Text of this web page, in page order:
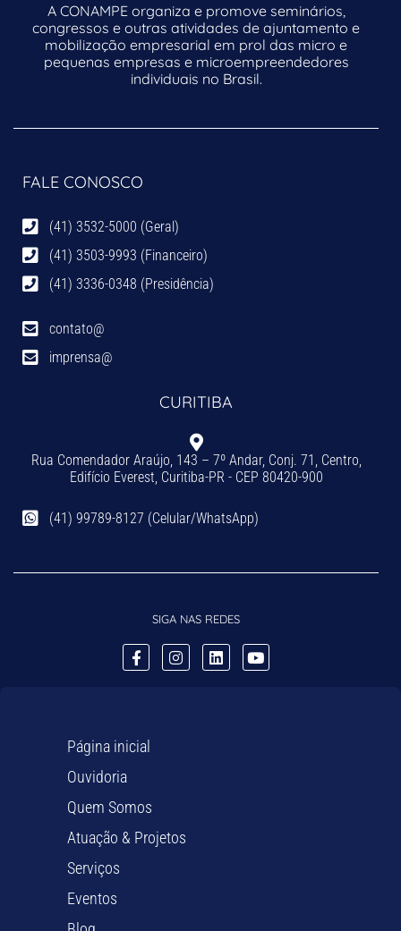
A CONAMPE organiza e promove seminários,
congressos e outras atividades de ajuntamento e
mobilização empresarial em prol das micro e
pequenas empresas e microempreendedores
individuais no Brasil.
FALE CONOSCO
(41) 3532-5000 (Geral)
(41) 3503-9993 (Financeiro)
(41) 3336-0348 (Presidência)
contato@
imprensa@
CURITIBA
Rua Comendador Araújo, 143 – 7º Andar, Conj. 71, Centro,
Edifício Everest, Curitiba-PR - CEP 80420-900
(41) 99789-8127 (Celular/WhatsApp)
SIGA NAS REDES
Página inicial
Ouvidoria
Quem Somos
Atuação & Projetos
Serviços
Eventos